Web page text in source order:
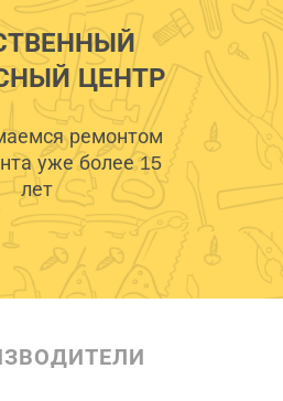
ЦЕНТР
ремонтом
уже более 15
лет